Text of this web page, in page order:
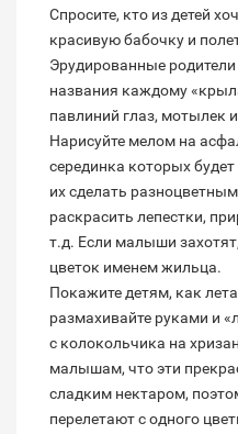
Спросите, кто из детей
красивую бабочку и
Эрудированные
названия каждому
павлиний глаз, мотылек
Нарисуйте мелом на
серединка которых
их сделать
раскрасить лепестки,
т.д. Если малыши
цветок именем жильца.
Покажите детям, как
размахивайте руками и
с колокольчика на
малышам, что эти
сладким нектаром,
перелетают с одного